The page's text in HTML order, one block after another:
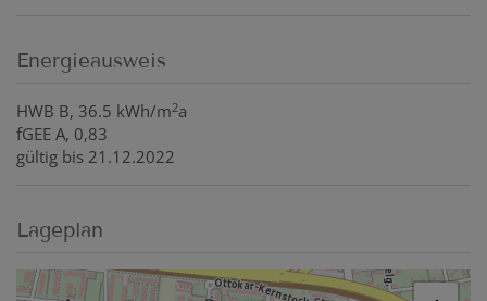
Energieausweis
HWB B, 36.5 kWh/m2a
fGEE A, 0,83
gültig bis 21.12.2022
Lageplan